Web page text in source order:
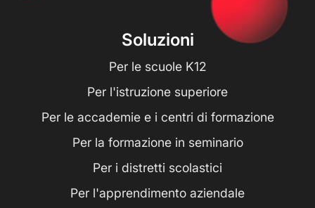
Soluzioni
Per le scuole K12
Per l'istruzione superiore
Per le accademie e i centri di formazione
Per la formazione in seminario
Per i distretti scolastici
Per l'apprendimento aziendale